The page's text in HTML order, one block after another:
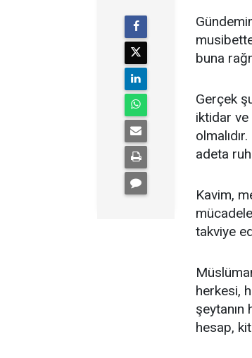
buna
Gerçek
iktidar
adeta
Kavim,
takviye
herkesi,
şeytanın
hesap,